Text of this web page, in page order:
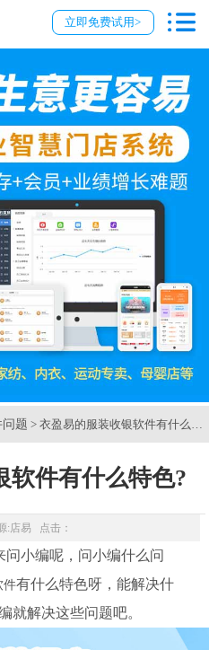
立即免费试用>
题 > 衣盈易的服装收银软件有什么特
软件有什么特色?
:店易 点击：
小编呢，问小编什么问
件有什么特色呀，能解决什
就解决这些问题吧。